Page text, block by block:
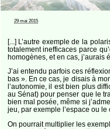
29 mai 2015
[...] L’autre exemple de la
totalement inefficaces parce
homogènes, et en cas, j’aurais
J’ai entendu parfois ces
bas ». En ce cas, je disais à
l’autonomie, il est bien plus
au Sénat) pour penser que le
bien mal posée, même si
jeu, par exemple l’espace ou le
On pourrait multiplier les